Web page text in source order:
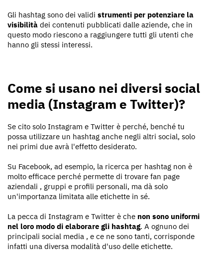
Gli hashtag sono dei validi strumenti per potenziare la
visibilità dei contenuti pubblicati dalle aziende, che in
questo modo riescono a raggiungere tutti gli utenti che
hanno gli stessi interessi.
Come si usano nei diversi social
media (Instagram e Twitter)?
Se cito solo Instagram e Twitter è perché, benché tu
possa utilizzare un hashtag anche negli altri social, solo
nei primi due avrà l'effetto desiderato.
Su Facebook, ad esempio, la ricerca per hashtag non è
molto efficace perché permette di trovare fan page
aziendali , gruppi e profili personali, ma dà solo
un'importanza limitata alle etichette in sé.
La pecca di Instagram e Twitter è che non sono uniformi
nel loro modo di elaborare gli hashtag. A ognuno dei
principali social media , e ce ne sono tanti, corrisponde
infatti una diversa modalità d'uso delle etichette.